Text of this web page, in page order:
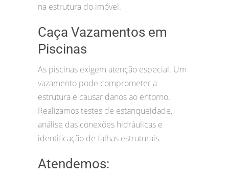
na estrutura do imóvel.
Caça Vazamentos em
Piscinas
As piscinas exigem atenção especial. Um
vazamento pode comprometer a
estrutura e causar danos ao entorno.
Realizamos testes de estanqueidade,
análise das conexões hidráulicas e
identificação de falhas estruturais.
Atendemos: